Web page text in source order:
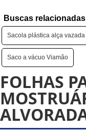
Buscas
Sacola plástica alça vazada
Saco a vácuo Viamão
FOLHAS